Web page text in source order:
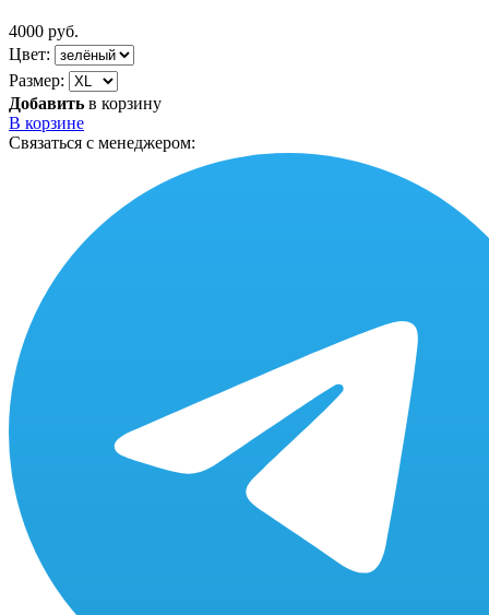
4000 руб.
Цвет:
Размер:
Добавить в корзину
В корзине
Связаться с менеджером: